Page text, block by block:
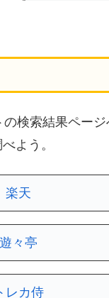
検索結果ペー
よう。
楽天
々亭
レカ侍